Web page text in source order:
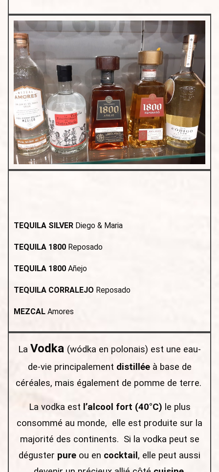
TEQUILA SILVER Diego & Maria
TEQUILA 1800 Reposado
TEQUILA 1800 Añejo
TEQUILA CORRALEJO Reposado
MEZCAL Amores
La Vodka (wódka en polonais) est une eau-
de-vie principalement distilléeà base de
céréales, mais également de pomme de terre.
La vodka est l’alcool fort (40°C) le plus
consommé au monde, elle est produite sur la
majorité des continents. Si la vodka peut se
déguster pure ou en cocktail , elle peut aussi